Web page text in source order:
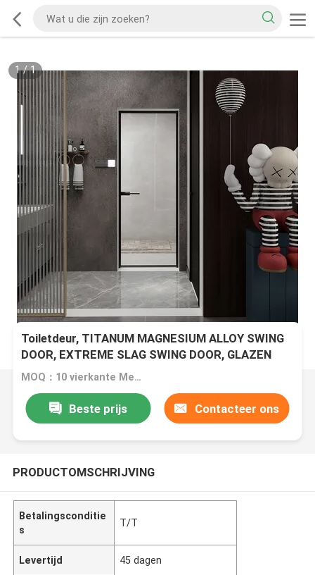
1/1
Toiletdeur, TITANUM MAGNESIUM ALLOY SWING
DOOR, EXTREME SLAG SWING DOOR, GLAZEN
SWING DOOR
MOQ：10 vierkante Meters
Beste prijs Contacteer ons
PRODUCTOMSCHRIJVING
Betalingsconditie
s
T/T
Levertijd 45 dagen